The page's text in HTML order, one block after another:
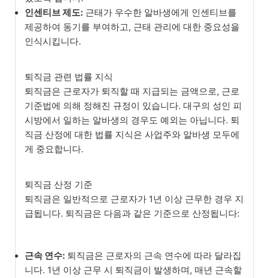
인센티브 제도: 근태가 우수한 알바생에게 인센티브를
제공하여 동기를 부여하고, 근태 관리에 대한 중요성을
인식시킵니다.
퇴직금 관련 법률 지식
퇴직금은 근로자가 퇴직할 때 지급되는 금액으로, 근로
기준법에 의해 정해진 규정이 있습니다. 대구의 성인 피
시방에서 일하는 알바생의 경우도 예외는 아닙니다. 퇴
직금 산정에 대한 법률 지식은 사업주와 알바생 모두에
게 중요합니다.
퇴직금 산정 기준
퇴직금은 일반적으로 근로자가 1년 이상 근무한 경우 지
급됩니다. 퇴직금은 다음과 같은 기준으로 산정됩니다:
근속 연수: 퇴직금은 근로자의 근속 연수에 따라 달라집
니다. 1년 이상 근무 시 퇴직금이 발생하며, 매년 근속할